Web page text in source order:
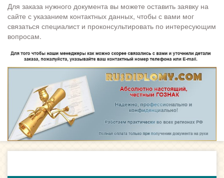
Для заказа нужного документа вы можете оставить заявку на
сайте с указанием контактных данных, чтобы с вами мог
связаться специалист и проконсультировать по интересующим
вопросам.